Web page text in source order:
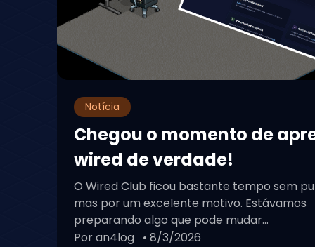
Notícia
Chegou o momento de
wired de verdade!
O Wired Club ficou bastante tempo sem
mas por um excelente motivo. Estávamos
preparando algo que pode mudar...
Por an4log • 8/3/2026